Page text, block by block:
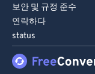
보안 및 규정 준수
연락하다
status